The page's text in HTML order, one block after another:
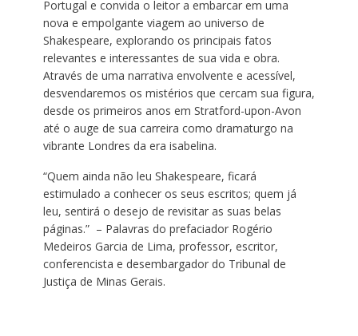
Portugal e convida o leitor a embarcar em uma
nova e empolgante viagem ao universo de
Shakespeare, explorando os principais fatos
relevantes e interessantes de sua vida e obra.
Através de uma narrativa envolvente e acessível,
desvendaremos os mistérios que cercam sua figura,
desde os primeiros anos em Stratford-upon-Avon
até o auge de sua carreira como dramaturgo na
vibrante Londres da era isabelina.
“Quem ainda não leu Shakespeare, ficará
estimulado a conhecer os seus escritos; quem já
leu, sentirá o desejo de revisitar as suas belas
páginas.” – Palavras do prefaciador Rogério
Medeiros Garcia de Lima, professor, escritor,
conferencista e desembargador do Tribunal de
Justiça de Minas Gerais.